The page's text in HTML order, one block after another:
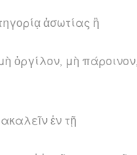
ἀσωτίας ἢ
ὀργίλον, μὴ πάροινον,
ἐν τῇ